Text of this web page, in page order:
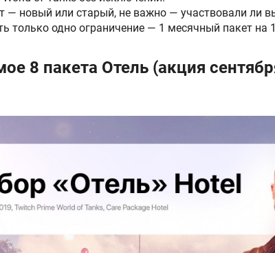
— новый или старый, не важно — участвовали ли
только одно ограничение — 1 месячный пакет на
8 пакета Отель (акция